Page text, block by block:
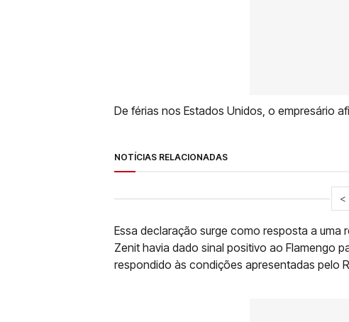
De férias nos Estados Unidos, o empresário
NOTÍCIAS RELACIONADAS
<
Essa declaração surge como resposta a uma
Zenit havia dado sinal positivo ao Flamengo
respondido às condições apresentadas pelo